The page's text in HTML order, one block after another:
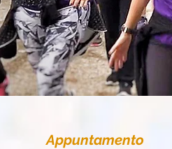
Appuntamento